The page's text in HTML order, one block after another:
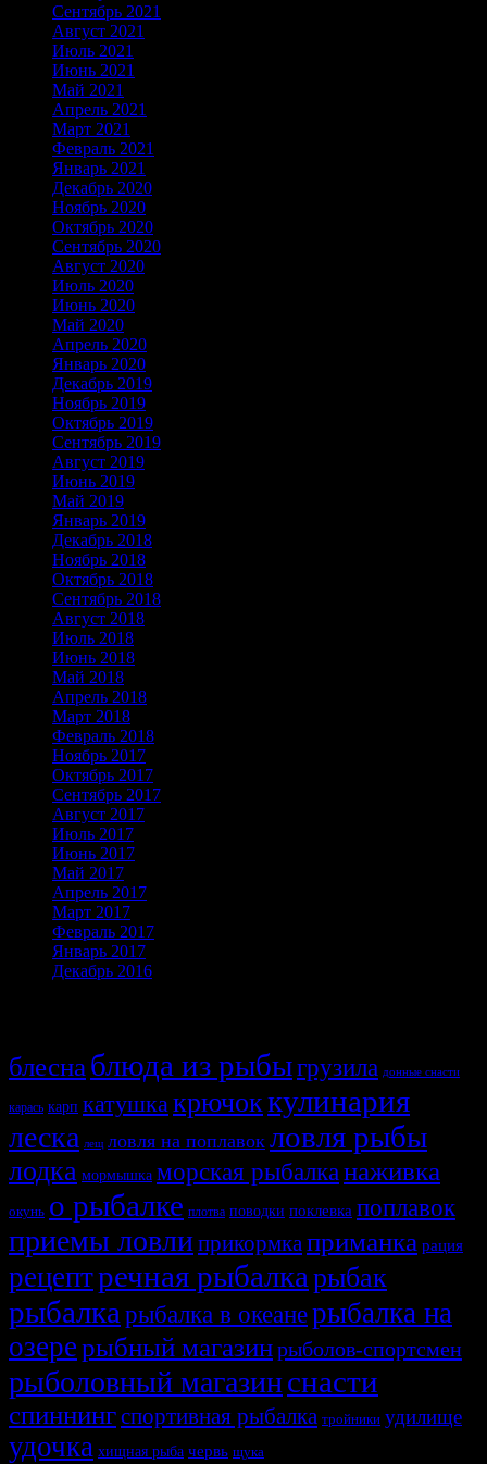
Сентябрь 2021
Август 2021
Июль 2021
Июнь 2021
Май 2021
Апрель 2021
Март 2021
Февраль 2021
Январь 2021
Декабрь 2020
Ноябрь 2020
Октябрь 2020
Сентябрь 2020
Август 2020
Июль 2020
Июнь 2020
Май 2020
Апрель 2020
Январь 2020
Декабрь 2019
Ноябрь 2019
Октябрь 2019
Сентябрь 2019
Август 2019
Июнь 2019
Май 2019
Январь 2019
Декабрь 2018
Ноябрь 2018
Октябрь 2018
Сентябрь 2018
Август 2018
Июль 2018
Июнь 2018
Май 2018
Апрель 2018
Март 2018
Февраль 2018
Ноябрь 2017
Октябрь 2017
Сентябрь 2017
Август 2017
Июль 2017
Июнь 2017
Май 2017
Апрель 2017
Март 2017
Февраль 2017
Январь 2017
Декабрь 2016
блесна блюда из рыбыгрузила донные снасти
карась карп катушкакрючоккулинария
леска лещ ловля на поплавок ловля рыбы
лодка мормышка морская рыбалканаживка
окунь о рыбалке плотва поводки поклевка поплавок
приемы ловлиприкормкаприманка рация
рецептречная рыбалка рыбак
рыбалка рыбалка в океанерыбалка на
озерерыбный магазинрыболов-спортсмен
рыболовный магазинснасти
спиннингспортивная рыбалка тройники удилище
удочка хищная рыба червь щука